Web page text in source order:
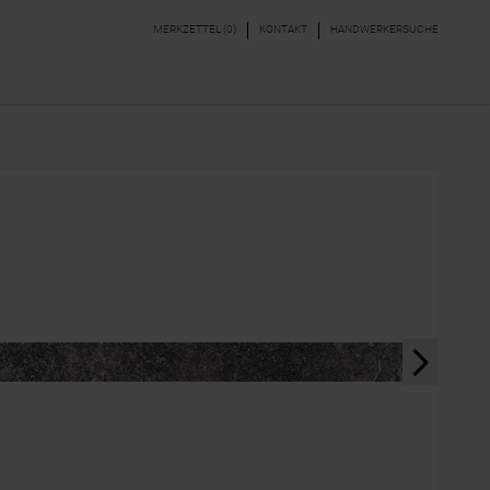
MERKZETTEL (0) KONTAKT HANDWERKERSUCHE
next